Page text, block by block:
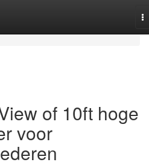
of 10ft hoge
voor